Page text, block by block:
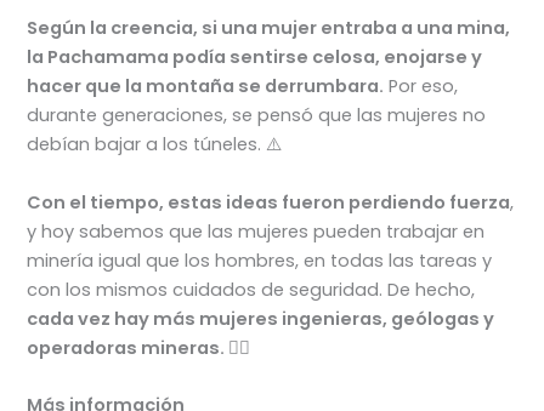
Según la creencia, si una mujer entraba a una mina,
la Pachamama podía sentirse celosa, enojarse y
hacer que la montaña se derrumbara. Por eso,
durante generaciones, se pensó que las mujeres no
debían bajar a los túneles. ⚠️
Con el tiempo, estas ideas fueron perdiendo fuerza,
y hoy sabemos que las mujeres pueden trabajar en
minería igual que los hombres, en todas las tareas y
con los mismos cuidados de seguridad. De hecho,
cada vez hay más mujeres ingenieras, geólogas y
operadoras mineras. 👷‍♀️
Más información